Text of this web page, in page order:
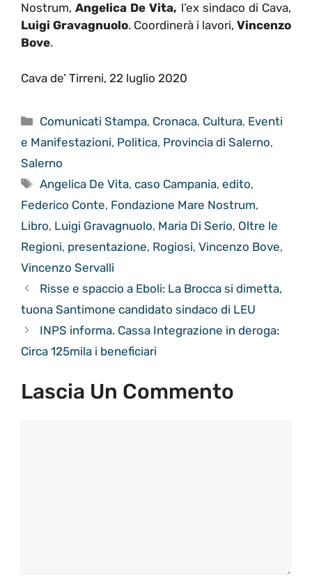
Nostrum,Angelica De Vita, l’ex sindaco di Cava,
Luigi Gravagnuolo. Coordinerà i lavori, Vincenzo
Bove.
Cava de’ Tirreni, 22 luglio 2020
Categorie
Comunicati Stampa, Cronaca, Cultura, Eventi
e Manifestazioni, Politica, Provincia di Salerno,
Salerno
Tag
Angelica De Vita,caso Campania,edito,
Federico Conte, Fondazione Mare Nostrum,
Libro, Luigi Gravagnuolo, Maria Di Serio, Oltre le
Regioni, presentazione, Rogiosi, Vincenzo Bove,
Vincenzo Servalli
Risse e spaccio a Eboli: La Brocca si dimetta,
tuona Santimone candidato sindaco di LEU
INPS informa. Cassa Integrazione in deroga:
Circa 125mila i beneficiari
Lascia Un Commento